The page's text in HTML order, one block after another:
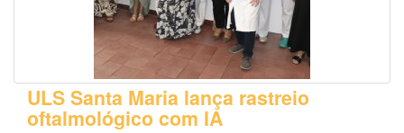
ULS Santa Maria lança rastreio
oftalmológico com IA